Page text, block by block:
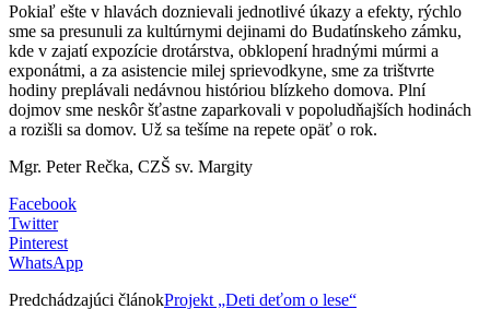
Pokiaľ ešte v hlavách doznievali jednotlivé úkazy a efekty, rýchlo
sme sa presunuli za kultúrnymi dejinami do Budatínskeho zámku,
kde v zajatí expozície drotárstva, obklopení hradnými múrmi a
exponátmi, a za asistencie milej sprievodkyne, sme za trištvrte
hodiny preplávali nedávnou históriou blízkeho domova. Plní
dojmov sme neskôr šťastne zaparkovali v popoludňajších hodinách
a rozišli sa domov. Už sa tešíme na repete opäť o rok.
Mgr. Peter Rečka, CZŠ sv. Margity
Facebook
Twitter
Pinterest
WhatsApp
Predchádzajúci článokProjekt „Deti deťom o lese“